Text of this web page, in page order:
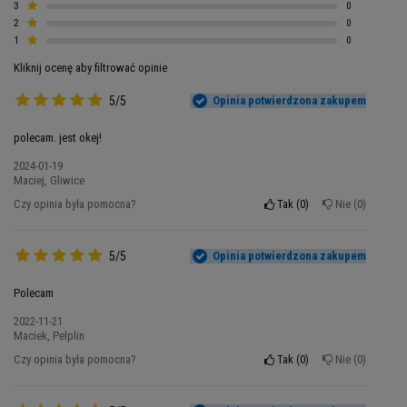
Kwas hialuronowy i witamina C
zawarte w Hiro.Lab Collagen
Kwas hialuronowy
dzięki czemubardzo szybko wchłania się do
3
0
2
0
1
0
Kliknij ocenę aby filtrować opinie
5/5 Opinia potwierdzona zakupem
polecam. jest okej!
2024-01-19
Maciej, Gliwice
Czy opinia była pomocna?
Tak 0 Nie 0
5/5 Opinia potwierdzona zakupem
Polecam
2022-11-21
Maciek, Pelplin
Czy opinia była pomocna?
Tak 0 Nie 0